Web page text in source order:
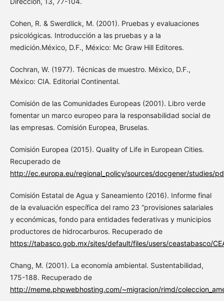
Cohen, R. & Swerdlick, M. (2001). Pruebas y evaluaciones
psicológicas. Introducción a las pruebas y a la
medición.México, D.F., México: Mc Graw Hill Editores.
Cochran, W. (1977). Técnicas de muestro. México, D.F.,
México: CIA. Editorial Continental.
Comisión de las Comunidades Europeas (2001). Libro verde
fomentar un marco europeo para la responsabilidad social de
las empresas. Comisión Europea, Bruselas.
Comisión Europea (2015). Quality of Life in European Cities.
Recuperado de
http://ec.europa.eu/regional_policy/sources/docgener/studies/
Comisión Estatal de Agua y Saneamiento (2016). Informe final
de la evaluación específica del ramo 23 “provisiones salariales
y económicas, fondo para entidades federativas y municipios
productores de hidrocarburos. Recuperado de
https://tabasco.gob.mx/sites/default/files/users/ceastabasco/
Chang, M. (2001). La economía ambiental. Sustentabilidad,
175-188. Recuperado de
http://meme.phpwebhosting.com/~migracion/rimd/